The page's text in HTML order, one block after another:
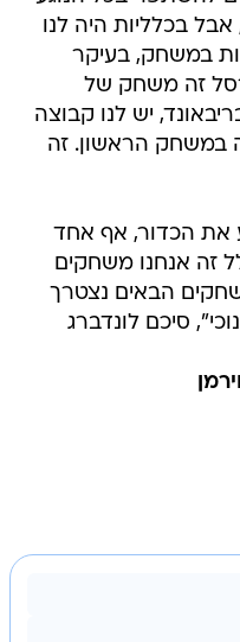
בכלליות היה לנו
במשחק, בעיקר
זה משחק של
יש לנו קבוצה
במשחק הראשון. זה
את הכדור, אף אחד
זה אנחנו משחקים
הבאים נצטרך
סיכם לונדברג